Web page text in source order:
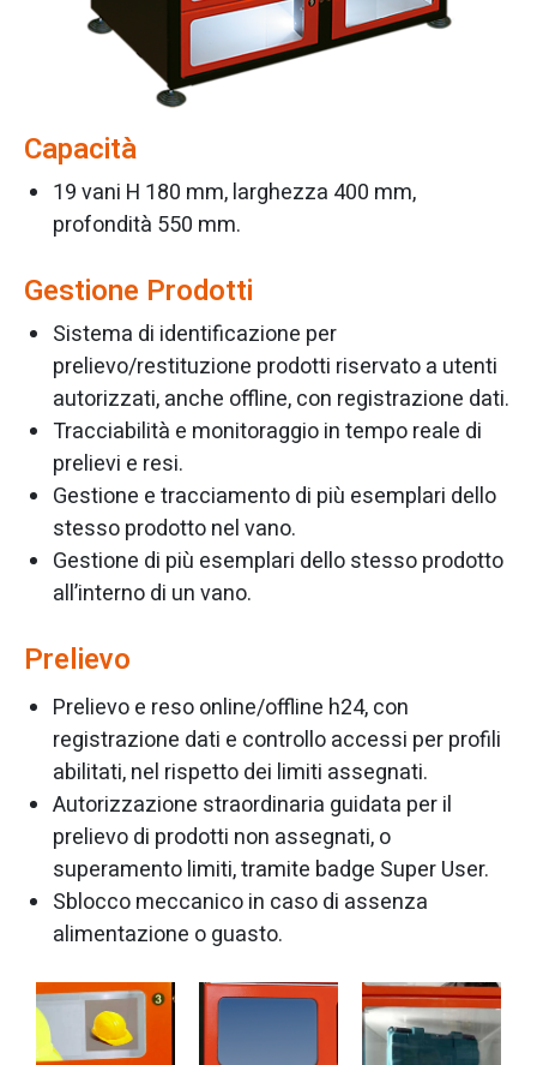
Capacità
19 vani H 180 mm, larghezza 400 mm,
profondità 550 mm.
Gestione Prodotti
Sistema di identificazione per
prelievo/restituzione prodotti riservato a utenti
autorizzati, anche offline, con registrazione dati.
Tracciabilità e monitoraggio in tempo reale di
prelievi e resi.
Gestione e tracciamento di più esemplari dello
stesso prodotto nel vano.
Gestione di più esemplari dello stesso prodotto
all’interno di un vano.
Prelievo
Prelievo e reso online/offline h24, con
registrazione dati e controllo accessi per profili
abilitati, nel rispetto dei limiti assegnati.
Autorizzazione straordinaria guidata per il
prelievo di prodotti non assegnati, o
superamento limiti, tramite badge Super User.
Sblocco meccanico in caso di assenza
alimentazione o guasto.